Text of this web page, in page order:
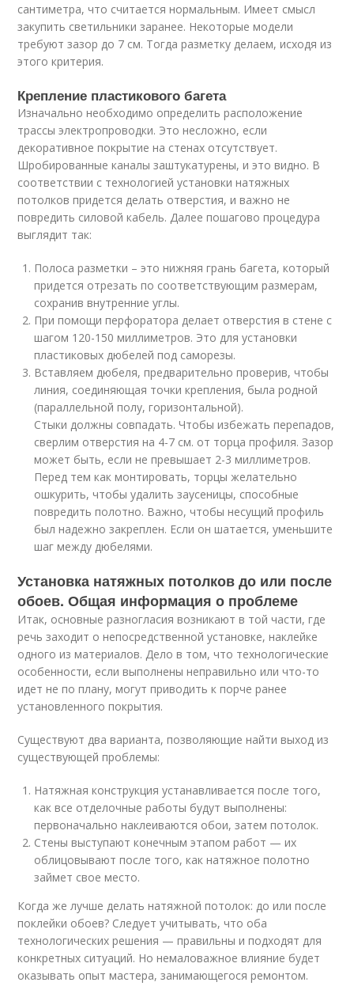
сантиметра, что считается нормальным. Имеет смысл
закупить светильники заранее. Некоторые модели
требуют зазор до 7 см. Тогда разметку делаем, исходя из
этого критерия.
Крепление пластикового багета
Изначально необходимо определить расположение
трассы электропроводки. Это несложно, если
декоративное покрытие на стенах отсутствует.
Шробированные каналы заштукатурены, и это видно. В
соответствии с технологией установки натяжных
потолков придется делать отверстия, и важно не
повредить силовой кабель. Далее пошагово процедура
выглядит так:
Полоса разметки – это нижняя грань багета, который
придется отрезать по соответствующим размерам,
сохранив внутренние углы.
При помощи перфоратора делает отверстия в стене с
шагом 120-150 миллиметров. Это для установки
пластиковых дюбелей под саморезы.
Вставляем дюбеля, предварительно проверив, чтобы
линия, соединяющая точки крепления, была родной
(параллельной полу, горизонтальной).
Стыки должны совпадать. Чтобы избежать перепадов,
сверлим отверстия на 4-7 см. от торца профиля. Зазор
может быть, если не превышает 2-3 миллиметров.
Перед тем как монтировать, торцы желательно
ошкурить, чтобы удалить заусеницы, способные
повредить полотно. Важно, чтобы несущий профиль
был надежно закреплен. Если он шатается, уменьшите
шаг между дюбелями.
Установка натяжных потолков до или после
обоев. Общая информация о проблеме
Итак, основные разногласия возникают в той части, где
речь заходит о непосредственной установке, наклейке
одного из материалов. Дело в том, что технологические
особенности, если выполнены неправильно или что-то
идет не по плану, могут приводить к порче ранее
установленного покрытия.
Существуют два варианта, позволяющие найти выход из
существующей проблемы:
Натяжная конструкция устанавливается после того,
как все отделочные работы будут выполнены:
первоначально наклеиваются обои, затем потолок.
Стены выступают конечным этапом работ — их
облицовывают после того, как натяжное полотно
займет свое место.
Когда же лучше делать натяжной потолок: до или после
поклейки обоев? Следует учитывать, что оба
технологических решения — правильны и подходят для
конкретных ситуаций. Но немаловажное влияние будет
оказывать опыт мастера, занимающегося ремонтом.